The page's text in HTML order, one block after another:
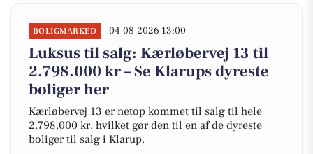
BOLIGMARKED 04-08-2026 13:00
Luksus til salg: Kærløbervej 13 til
2.798.000 kr – Se Klarups dyreste
boliger her
Kærløbervej 13 er netop kommet til salg til hele
2.798.000 kr, hvilket gør den til en af de dyreste
boliger til salg i Klarup.